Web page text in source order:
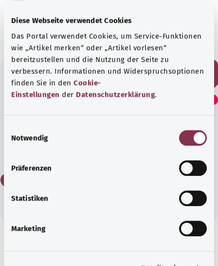
Diese Webseite verwendet Cookies
Das Portal verwendet Cookies, um Service-Funktionen
wie „Artikel merken“ oder „Artikel vorlesen“
bereitzustellen und die Nutzung der Seite zu
verbessern. Informationen und Widerspruchsoptionen
finden Sie in den Cookie-
Einstellungen der Datenschutzerklärung.
i
l
Notwendig
Präferenzen
Statistiken
Marketing
Tarih:21.10.2022
Bu yazıyı faydalı buldunuz